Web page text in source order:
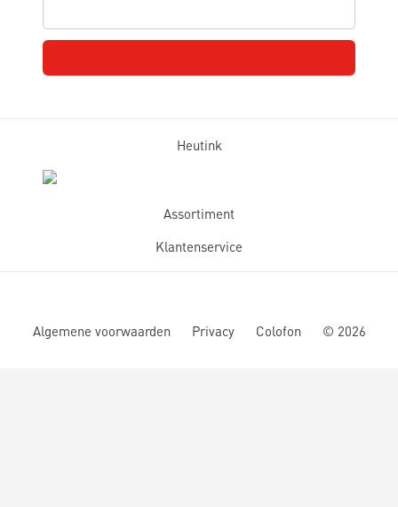
Heutink
Assortiment
Klantenservice
Algemene voorwaarden Privacy Colofon © 2026